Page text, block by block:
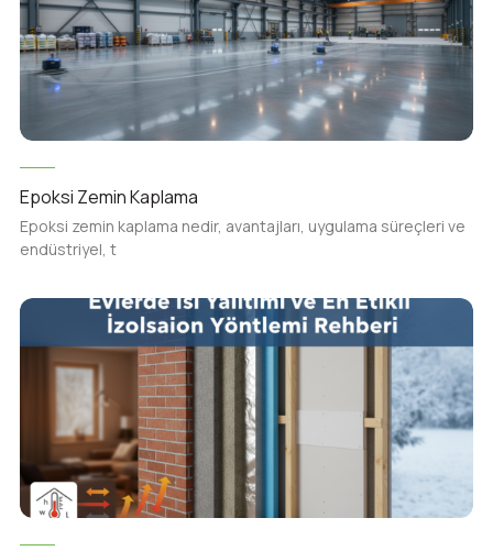
Epoksi Zemin Kaplama
Epoksi zemin kaplama nedir, avantajları, uygulama süreçleri ve
endüstriyel, t